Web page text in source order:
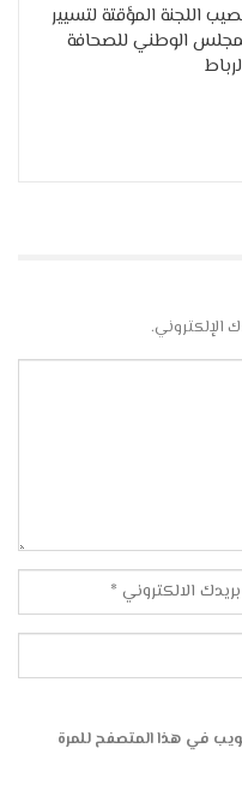
اللجنة المؤقتة لتسيير
الوطني للصحافة
الإلكتروني.
في هذا المتصفح للمرة